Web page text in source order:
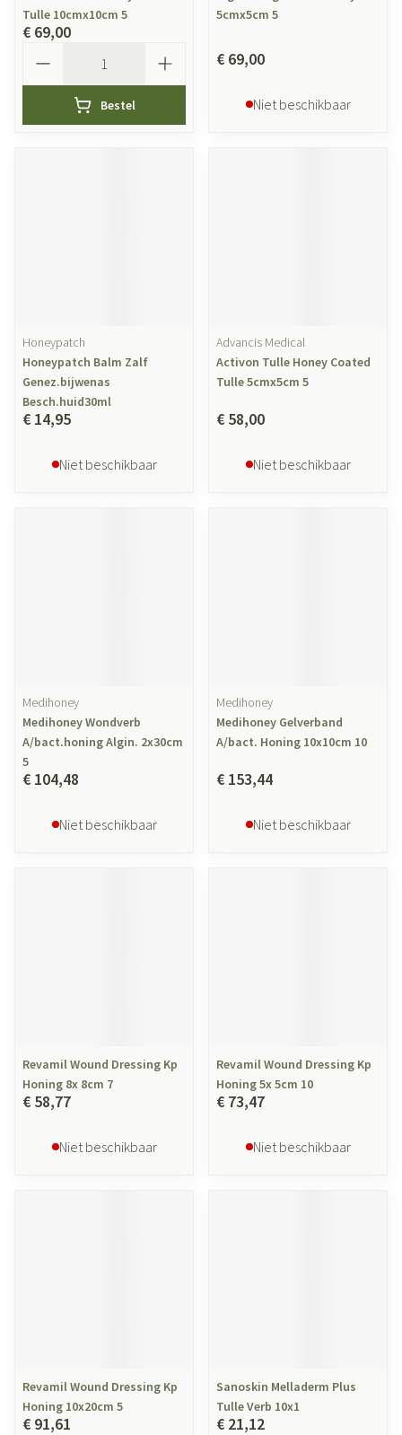
Tulle 10cmx10cm 5
€ 69,00
Bestel
5cmx5cm 5
€ 69,00
Niet beschikbaar
Honeypatch
Honeypatch Balm Zalf
Genez.bijwenas
Besch.huid30ml
€ 14,95
Niet beschikbaar
Advancis Medical
Activon Tulle Honey Coated
Tulle 5cmx5cm 5
€ 58,00
Niet beschikbaar
Medihoney
Medihoney Wondverb
A/bact.honing Algin. 2x30cm
5
€ 104,48
Niet beschikbaar
Medihoney
Medihoney Gelverband
A/bact. Honing 10x10cm 10
€ 153,44
Niet beschikbaar
Revamil Wound Dressing Kp
Honing 8x 8cm 7
€ 58,77
Niet beschikbaar
Revamil Wound Dressing Kp
Honing 5x 5cm 10
€ 73,47
Niet beschikbaar
Revamil Wound Dressing Kp
Honing 10x20cm 5
€ 91,61
Sanoskin Melladerm Plus
Tulle Verb 10x1
€ 21,12